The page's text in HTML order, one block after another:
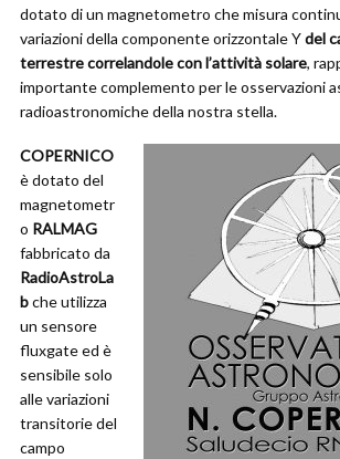
dotato di un magnetometro che misura
variazioni della componente orizzontale Ydel
terrestre correlandole con l’attività solare,
importante complemento per le osservazioni
radioastronomiche della nostra stella.
COPERNICO
è dotato del
magnetometr
o RALMAG
fabbricato da
RadioAstroLa
bche utilizza
un sensore
fluxgate ed è
sensibile solo
alle variazioni
transitorie del
campo